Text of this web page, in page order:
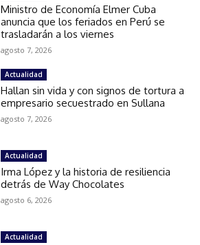
Ministro de Economía Elmer Cuba
anuncia que los feriados en Perú se
trasladarán a los viernes
agosto 7, 2026
Actualidad
Hallan sin vida y con signos de tortura a
empresario secuestrado en Sullana
agosto 7, 2026
Actualidad
Irma López y la historia de resiliencia
detrás de Way Chocolates
agosto 6, 2026
Actualidad